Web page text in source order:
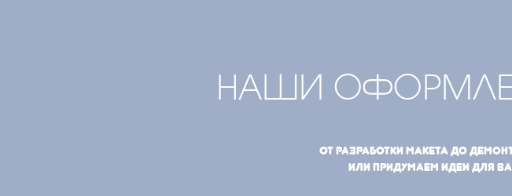
НАШИ
От разработки макета до
или придумаем идеи для